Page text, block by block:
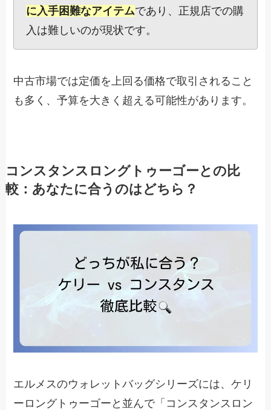
に入手困難なアイテムであり、正規店での購
入は難しいのが現状です。
中古市場では定価を上回る価格で取引されること
も多く、予算を大きく超える可能性があります。
コンスタンスロングトゥーゴーとの比
較：あなたに合うのはどちら？
エルメスのウォレットバッグシリーズには、ケリ
ーロングトゥーゴーと並んで「コンスタンスロン